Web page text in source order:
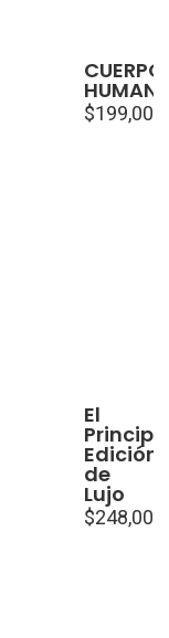
CUERPO
HUMANO
$
El
Principito
Edición
de
Lujo
$